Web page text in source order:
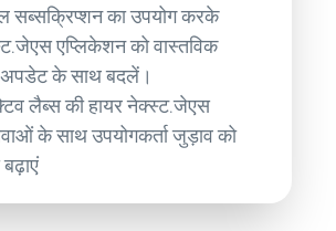
सब्सक्रिप्शन का उपयोग करके
एप्लिकेशन को वास्तविक
के साथ बदलें।
लैब्स की हायर नेक्स्ट.जेएस
के साथ उपयोगकर्ता जुड़ाव को